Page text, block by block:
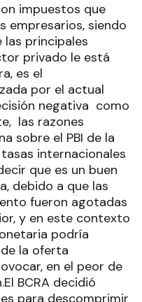
impuestos que
empresarios, siendo
principales
privado le está
es el
por el actual
negativa como
las razones
sobre el PBI de la
internacionales
que es un buen
debido a que las
fueron agotadas
y en este contexto
podría
la oferta
en el peor de
BCRA decidió
para descomprimir